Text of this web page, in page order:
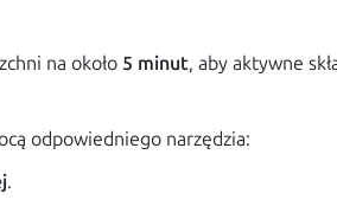
na około 5 minut, aby aktywne
odpowiedniego narzędzia:
.